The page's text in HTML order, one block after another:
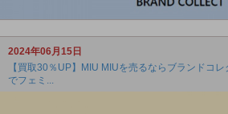
2024年06月15日
【買取30％UP】MIU MIUを売るならブランドコ
でフェミ...